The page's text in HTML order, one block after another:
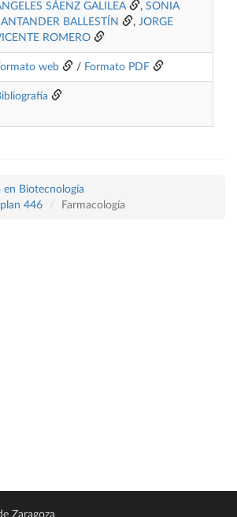
SÁENZ GALILEA
, SONIA
BALLESTÍN
, JORGE
ROMERO
web / Formato PDF
en Biotecnología
446
Farmacología
Zaragoza